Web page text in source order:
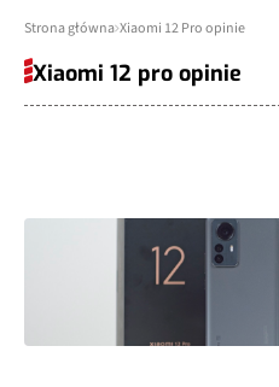
Strona główna Xiaomi 12 Pro opinie
Xiaomi 12 pro opinie